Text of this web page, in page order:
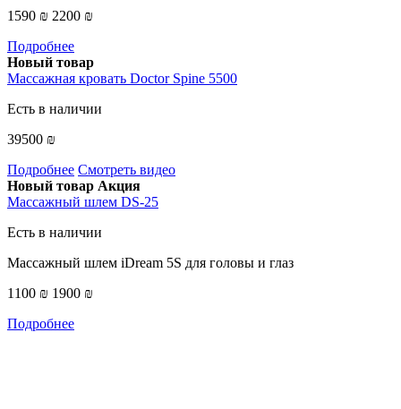
1590 ₪ 2200 ₪
Подробнее
Новый товар
Массажная кровать Doctor Spine 5500
Есть в наличии
39500 ₪
Подробнее Смотреть видео
Новый товар Акция
Массажный шлем DS-25
Есть в наличии
Массажный шлем iDream 5S для головы и глаз
1100 ₪ 1900 ₪
Подробнее